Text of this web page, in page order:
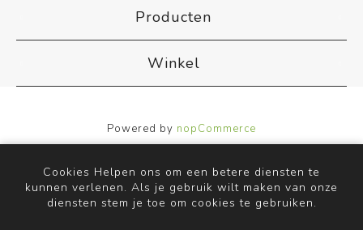
Producten
Winkel
Powered by nopCommerce
Designed byNop-Templates.com
Copyright ; 2026 ACB Airco. Alle rechten voorbehouden.
Cookies Helpen ons om een betere diensten te
kunnen verlenen. Als je gebruik wilt maken van onze
diensten stem je toe om cookies te gebruiken.